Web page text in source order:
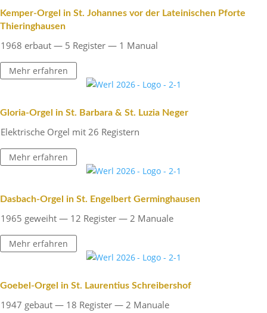
Kemper-Orgel in St. Johannes vor der Latei­ni­schen Pforte
Thieringhausen
1968 erbaut — 5 Register — 1 Manual
Mehr erfahren
Gloria-Orgel in St. Barbara & St. Luzia Neger
Elek­tri­sche Orgel mit 26 Registern
Mehr erfahren
Dasbach-Orgel in St. Engel­bert Germinghausen
1965 geweiht — 12 Register — 2 Manuale
Mehr erfahren
Goebel-Orgel in St. Lauren­tius Schreibershof
1947 gebaut — 18 Register — 2 Manuale